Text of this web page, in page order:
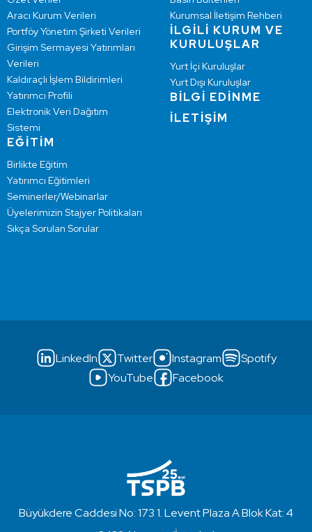
Aracı Kurum Verileri
Portföy Yönetim Şirketi Verileri
Girişim Sermayesi Yatırımları
Verileri
Kaldıraçlı İşlem Bildirimleri
Yatırımcı Profili
Elektronik Veri Dağıtım
Sistemi
EĞİTİM
Birlikte Eğitim
Yatırımcı Eğitimleri
Seminerler/Webinarlar
Üyelerimizin Stajyer Politikaları
Sıkça Sorulan Sorular
Kurumsal İletişim Rehberi
İLGİLİ KURUM VE
KURULUŞLAR
Yurt İçi Kuruluşlar
Yurt Dışı Kuruluşlar
BİLGİ EDİNME
İLETİŞİM
LinkedIn Twitter Instagram
Spotify
YouTube
Facebook
Büyükdere Caddesi No: 173 1. Levent Plaza A Blok Kat: 4